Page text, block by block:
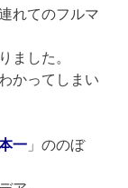
れてのフルマ
ました。
かってしまい
一 」ののぼ